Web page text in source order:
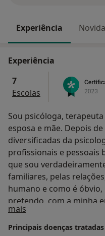
Experiência
Experiência
7
Escolas
Sou psicóloga,
esposa e mãe. Depois
diversificadas da
profissionais e pessoais
que sou
familiares, pelas
humano e como é
pretendo, com a minha
uma mudança na vida
quem me procura!
mais
Principais doenças tratadas